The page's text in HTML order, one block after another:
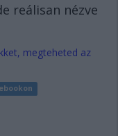
reálisan nézve
megteheted az